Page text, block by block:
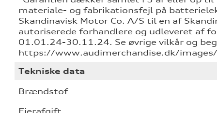
materiale- og fabrikationsfejl på
Skandinavisk Motor Co. A/S til en af
autoriserede forhandlere og udleveret af
01.01.24-30.11.24. Se øvrige vilkår og
https://www.audimerchandise.dk/
Tekniske data
Brændstof
Ejerafgift